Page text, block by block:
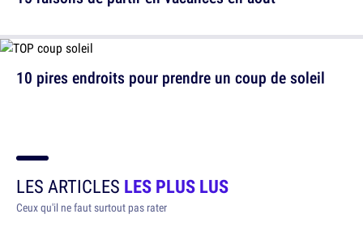
10 pires endroits pour prendre un coup de soleil
LES ARTICLES LES PLUS LUS
Ceux qu'il ne faut surtout pas rater